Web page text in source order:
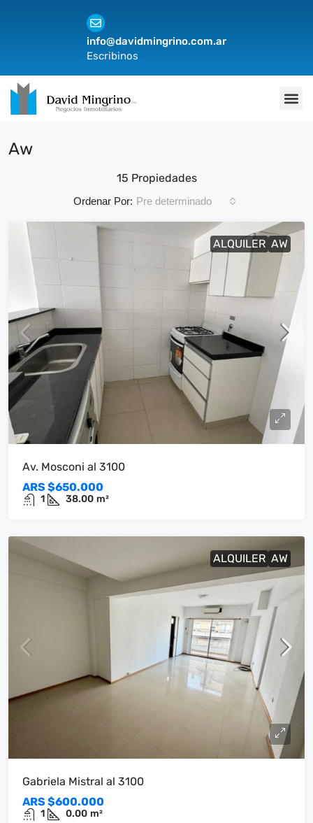
Aw
15 Propiedades
Ordenar Por: Pre determinado
ALQUILER AW
Av. Mosconi al 3100
ARS $650.000
1 38.00 m²
ALQUILER AW
Gabriela Mistral al 3100
ARS $600.000
1 0.00 m²